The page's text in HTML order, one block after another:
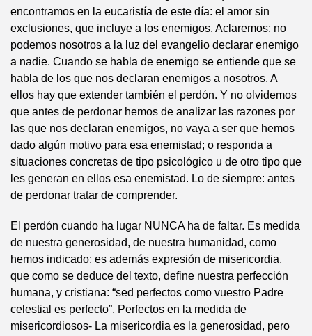
encontramos en la eucaristía de este día: el amor sin
exclusiones, que incluye a los enemigos. Aclaremos; no
podemos nosotros a la luz del evangelio declarar enemigo
a nadie. Cuando se habla de enemigo se entiende que se
habla de los que nos declaran enemigos a nosotros. A
ellos hay que extender también el perdón. Y no olvidemos
que antes de perdonar hemos de analizar las razones por
las que nos declaran enemigos, no vaya a ser que hemos
dado algún motivo para esa enemistad; o responda a
situaciones concretas de tipo psicológico u de otro tipo que
les generan en ellos esa enemistad. Lo de siempre: antes
de perdonar tratar de comprender.
El perdón cuando ha lugar NUNCA ha de faltar. Es medida
de nuestra generosidad, de nuestra humanidad, como
hemos indicado; es además expresión de misericordia,
que como se deduce del texto, define nuestra perfección
humana, y cristiana: “sed perfectos como vuestro Padre
celestial es perfecto”. Perfectos en la medida de
misericordiosos- La misericordia es la generosidad, pero